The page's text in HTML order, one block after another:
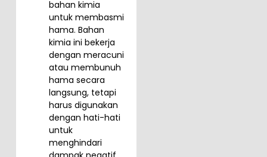
bahan kimia
untuk membasmi
hama. Bahan
kimia ini bekerja
dengan meracuni
atau membunuh
hama secara
langsung, tetapi
harus digunakan
dengan hati-hati
untuk
menghindari